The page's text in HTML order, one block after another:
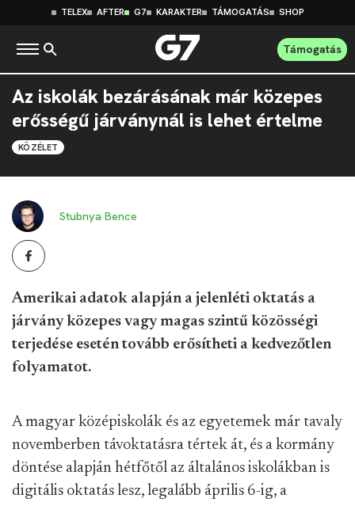
TELEX AFTER G7 KARAKTER TÁMOGATÁS SHOP
Támogatás
Az iskolák bezárásának már közepes
erősségű járványnál is lehet értelme
KÖZÉLET
Stubnya Bence
Amerikai adatok alapján a jelenléti oktatás a
járvány közepes vagy magas szintű közösségi
terjedése esetén tovább erősítheti a kedvezőtlen
folyamatot.
A magyar középiskolák és az egyetemek már tavaly
novemberben távoktatásra tértek át, és a kormány
döntése alapján hétfőtől az általános iskolákban is
digitális oktatás lesz, legalább április 6-ig, a